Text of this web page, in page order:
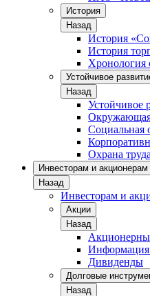
История
Назад
История
История
Хронология
Устойчивое
Назад
Устойчивое
Окружающая
Социальная
Охрана труда
Инвесторам и акционерам
Назад
Инвесторам и
Акции
Назад
Информация
Дивиденды
Долговые
Назад